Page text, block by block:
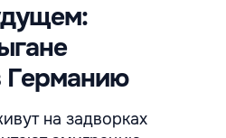
Германию
на задворках